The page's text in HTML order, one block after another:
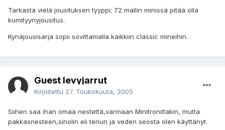
Tarkasta vielä jousituksen tyyppi; 72 mallin minissä pitää olla
kumityynyjousitus.
Kynäjousisarja sopii sovittamalla kaikkiin classic mineihin.
Guest levyjarrut
Kirjoitettu 27. Toukokuuta, 2005
Siihen saa ihan omaa nestettä,varmaan Minitroniltakin, mutta
pakkasnesteen,sinolin eli tenun ja veden seosta olen käyttänyt.